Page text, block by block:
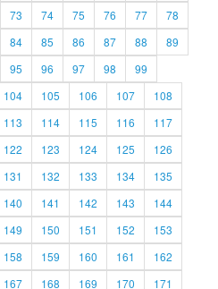
73 74 75 76 77
78
84 85 86 87 88
89
95 96 97 98
99
104 105 106 107
108
113 114 115 116
117
122 123 124 125
126
131 132 133 134
135
140 141 142 143
144
149 150 151 152
153
158 159 160 161
162
167 168 169 170
171